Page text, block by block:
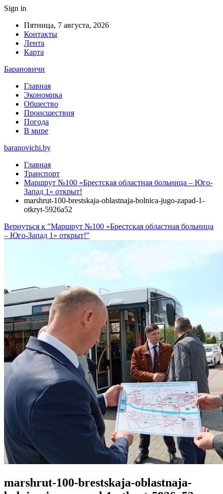
Sign in
Пятница, 7 августа, 2026
Контакты
Лента
Карта
Барановичи
Главная
Экономика
Общество
Происшествия
Погода
В мире
baranovichi.by
Главная
Транспорт
Маршрут №100 «Брестская областная больница – Юго-
Запад 1» открыт!
marshrut-100-brestskaja-oblastnaja-bolnica-jugo-zapad-1-
otkryt-5926a52
Вернуться к "Маршрут №100 «Брестская областная больница
– Юго-Запад 1» открыт!"
marshrut-100-brestskaja-oblastnaja-